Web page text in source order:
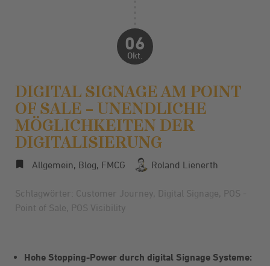
06
Okt.
DIGITAL SIGNAGE AM POINT
OF SALE – UNENDLICHE
MÖGLICHKEITEN DER
DIGITALISIERUNG
Allgemein, Blog, FMCG Roland Lienerth
Schlagwörter: Customer Journey Digital Signage
POS -
Point of Sale
POS Visibility
Hohe Stopping-Power durch digital Signage Systeme: